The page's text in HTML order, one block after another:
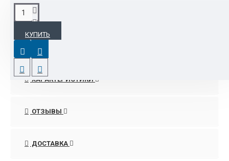
КУПИТЬ
ОПИСАНИЕ
Для уничтожения небольшого объема
документов, рекомендуется для домашнего
использования в офисе (уровень секретности3,
ХАРАКТЕРИСТИКИ
ОТЗЫВЫ
ДОСТАВКА